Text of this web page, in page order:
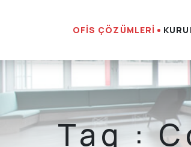
OFİS ÇÖZÜMLERİ
Tag :